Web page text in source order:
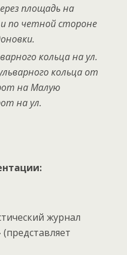
площадь на
по четной стороне
кольца на ул.
кольца от
на Малую
на ул.
журнал
(представляет